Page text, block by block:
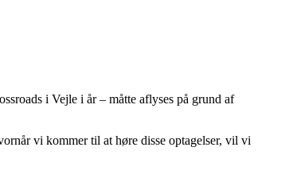
i Vejle i år – måtte aflyses på grund af
vi kommer til at høre disse optagelser, vil vi